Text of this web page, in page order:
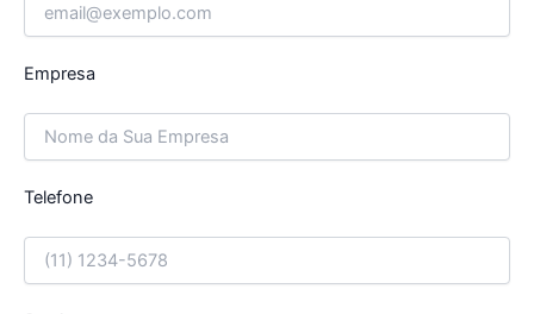
Empresa
Telefone